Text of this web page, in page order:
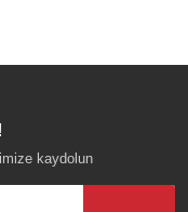
kaydolun